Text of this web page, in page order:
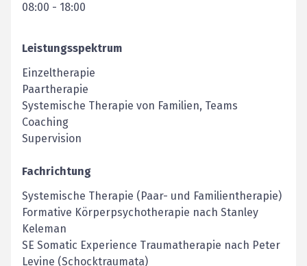
08:00 - 18:00
Leistungsspektrum
Einzeltherapie
Paartherapie
Systemische Therapie von Familien, Teams
Coaching
Supervision
Fachrichtung
Systemische Therapie (Paar- und Familientherapie)
Formative Körperpsychotherapie nach Stanley
Keleman
SE Somatic Experience Traumatherapie nach Peter
Levine (Schocktraumata)